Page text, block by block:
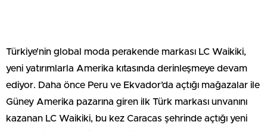
Türkiye’nin global moda perakende markası LC Waikiki,
yeni yatırımlarla Amerika kıtasında derinleşmeye devam
ediyor. Daha önce Peru ve Ekvador’da açtığı mağazalar ile
Güney Amerika pazarına giren ilk Türk markası unvanını
kazanan LC Waikiki, bu kez Caracas şehrinde açtığı yeni